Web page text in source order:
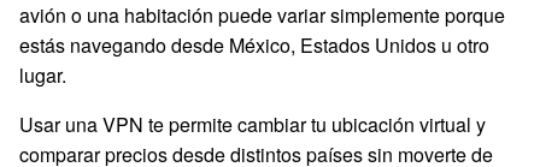
avión o una habitación puede variar simplemente porque
estás navegando desde México, Estados Unidos u otro
lugar.
Usar una VPN te permite cambiar tu ubicación virtual y
comparar precios desde distintos países sin moverte de